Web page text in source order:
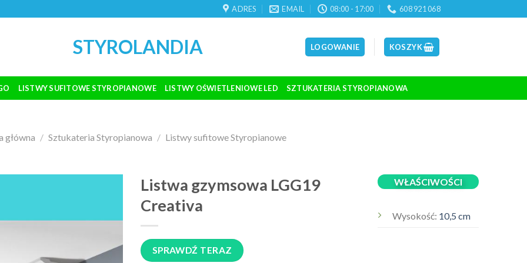
ADRES EMAIL 08:00 - 17:00 608 921 068
STYROLANDIA LOGOWANIE KOSZYK
LISTWY SUFITOWE STYROPIANOWE LISTWY OŚWIETLENIOWE LED SZTUKATERIA STYROPIANOWA
główna / Sztukateria Styropianowa / Listwy sufitowe Styropianowe
Listwa gzymsowa LGG19
Creativa
SPRAWDŹ TERAZ
WŁAŚCIWOŚCI
Wysokość: 10,5 cm